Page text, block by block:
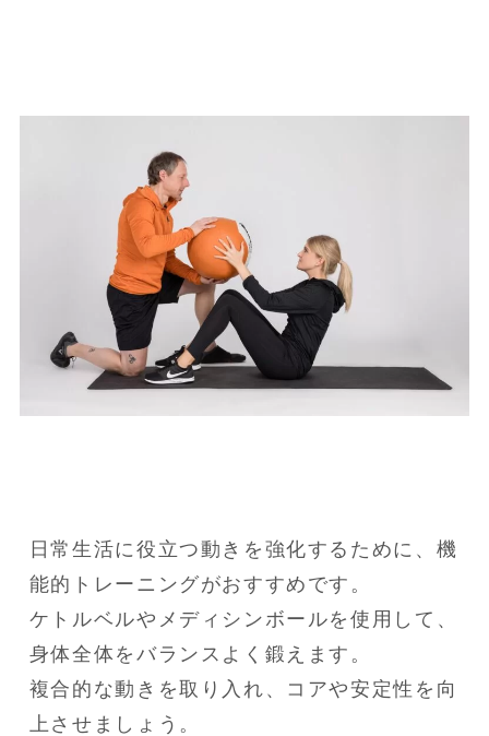
日常生活に役立つ動きを強化するために、機
能的トレーニングがおすすめです。
ケトルベルやメディシンボールを使用して、
身体全体をバランスよく鍛えます。
複合的な動きを取り入れ、コアや安定性を向
上させましょう。